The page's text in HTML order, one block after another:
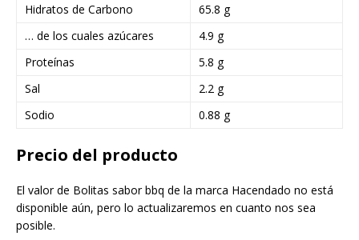
Hidratos de Carbono
65.8 g
… de los cuales azúcares
4.9 g
Proteínas
5.8 g
Sal
2.2 g
Sodio
0.88 g
Precio del producto
El valor de Bolitas sabor bbq de la marca Hacendado no está
disponible aún, pero lo actualizaremos en cuanto nos sea
posible.